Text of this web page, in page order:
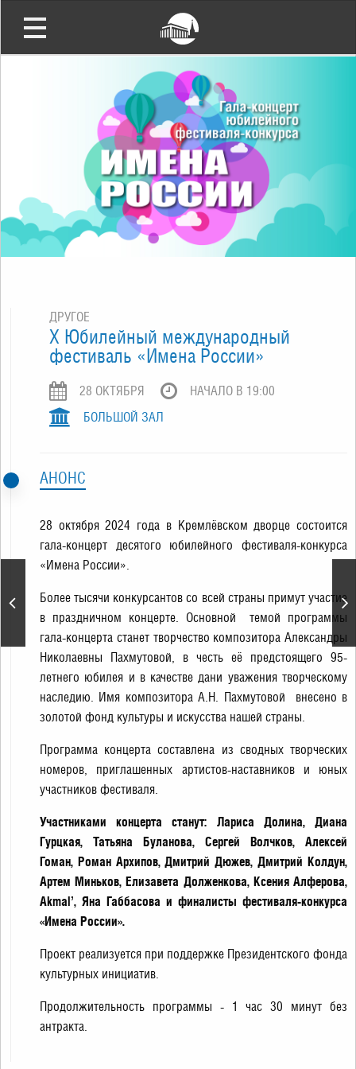
Симфонический
саундтрек
ДРУГОЕ
Х Юбилейный международный
фестиваль «Имена России»
28 ОКТЯБРЯ
НАЧАЛО В 19:00
БОЛЬШОЙ ЗАЛ
АНОНС
28 октября 2024 года в Кремлёвском дворце состоится
гала-концерт десятого юбилейного фестиваля-конкурса
«Имена России».
Более тысячи конкурсантов со всей страны примут участие
в праздничном концерте. Основной темой программы
гала-концерта станет творчество композитора Александры
Николаевны Пахмутовой, в честь её предстоящего 95-
летнего юбилея и в качестве дани уважения творческому
наследию. Имя композитора А.Н. Пахмутовой внесено в
золотой фонд культуры и искусства нашей страны.
Программа концерта составлена из сводных творческих
номеров, приглашенных артистов-наставников и юных
участников фестиваля.
Участниками концерта станут: Лариса Долина, Диана
Гурцкая, Татьяна Буланова, Сергей Волчков, Алексей
Гоман, Роман Архипов, Дмитрий Дюжев, Дмитрий Колдун,
Артем Миньков, Елизавета Долженкова, Ксения Алферова,
Akmal’, Яна Габбасова и финалисты фестиваля-конкурса
«Имена России».
Проект реализуется при поддержке Президентского фонда
культурных инициатив.
Продолжительность программы - 1 час 30 минут без
антракта.